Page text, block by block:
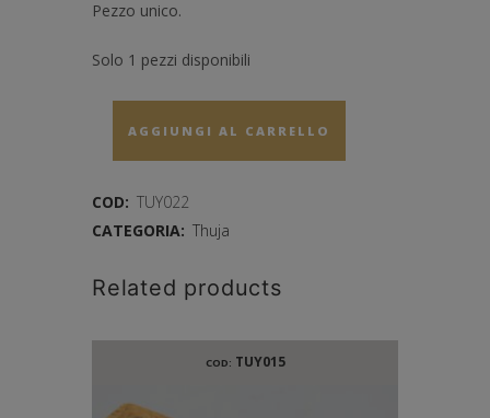
Pezzo unico.
Solo 1 pezzi disponibili
AGGIUNGI AL CARRELLO
COD: TUY022
CATEGORIA: Thuja
Related products
COD: TUY015